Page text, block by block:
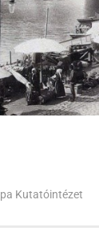
Kutatóintézet